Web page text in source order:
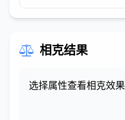
相克结果
选择属性查看相克效果